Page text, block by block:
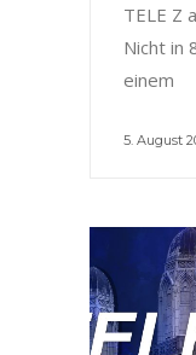
TELE Z
Nicht in
einem
5. August